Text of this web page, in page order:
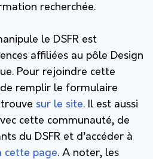
recherchée.
le DSFR est
affiliées au pôle Design
Pour rejoindre cette
remplir le formulaire
sur le site. Il est aussi
cette communauté, de
du DSFR et d’accéder à
cette page. A noter, les